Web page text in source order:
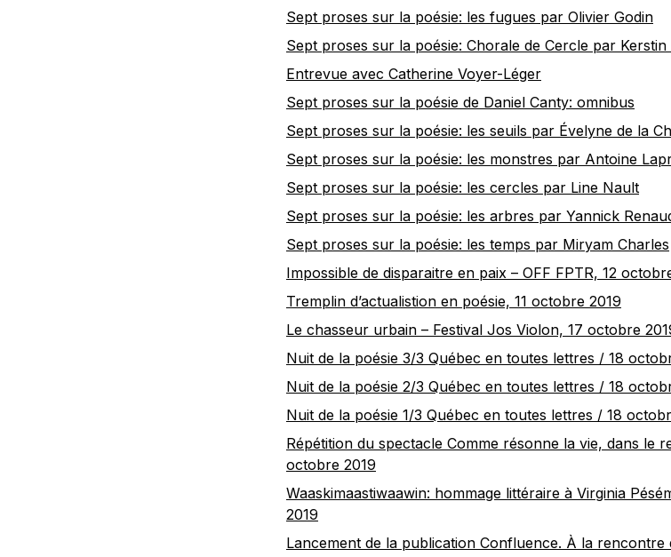
Sept proses sur la poésie: les fugues par Olivier Godin
Sept proses sur la poésie: Chorale de Cercle par
Entrevue avec Catherine Voyer-Léger
Sept proses sur la poésie de Daniel Canty: omnibus
Sept proses sur la poésie: les seuils par Évelyne de la
Sept proses sur la poésie: les monstres par Antoine
Sept proses sur la poésie: les cercles par Line Nault
Sept proses sur la poésie: les arbres par Yannick
Sept proses sur la poésie: les temps par Miryam Charles
Impossible de disparaitre en paix – OFF FPTR, 12
Tremplin d’actualistion en poésie, 11 octobre 2019
Le chasseur urbain – Festival Jos Violon, 17 octobre
Nuit de la poésie 3/3 Québec en toutes lettres / 18
Nuit de la poésie 2/3 Québec en toutes lettres / 18
Nuit de la poésie 1/3 Québec en toutes lettres / 18
Répétition du spectacle Comme résonne la vie, dans le
octobre 2019
Waaskimaastiwaawin: hommage littéraire à Virginia
2019
Lancement de la publication Confluence. À la rencontre